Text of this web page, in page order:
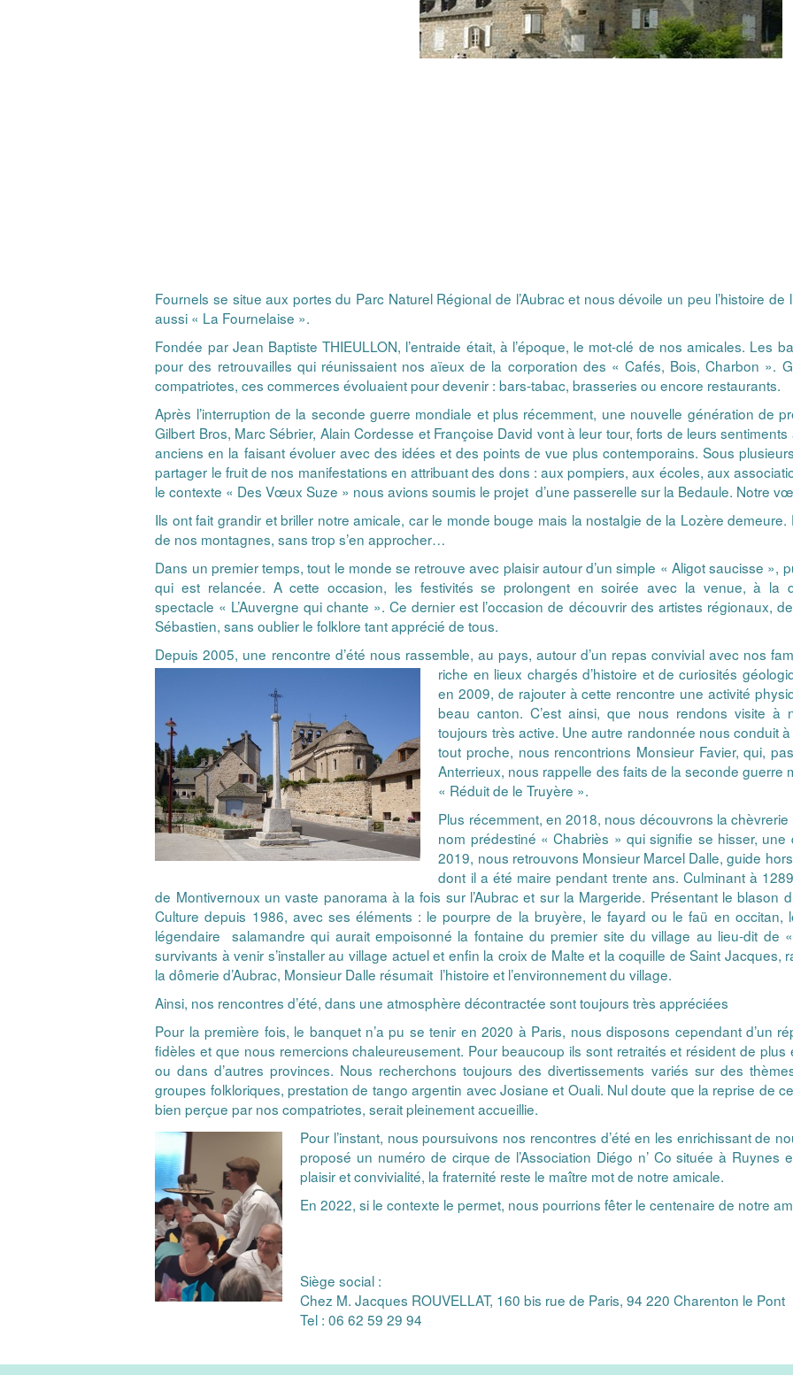
Fournels se situe aux portes du Parc Naturel Régional de l’Aubrac et nous dévoile un peu l’histoire de
aussi « La Fournelaise ».
Fondée par Jean Baptiste THIEULLON, l’entraide était, à l’époque, le mot-clé de nos amicales. Les
pour des retrouvailles qui réunissaient nos aïeux de la corporation des « Cafés, Bois, Charbon ».
compatriotes, ces commerces évoluaient pour devenir : bars-tabac, brasseries ou encore restaurants.
Après l’interruption de la seconde guerre mondiale et plus récemment, une nouvelle génération de
Gilbert Bros, Marc Sébrier, Alain Cordesse et Françoise David vont à leur tour, forts de leurs
anciens en la faisant évoluer avec des idées et des points de vue plus contemporains. Sous
partager le fruit de nos manifestations en attribuant des dons : aux pompiers, aux écoles, aux
le contexte « Des Vœux Suze » nous avions soumis le projet d’une passerelle sur la Bedaule. Notre
Ils ont fait grandir et briller notre amicale, car le monde bouge mais la nostalgie de la Lozère demeure.
de nos montagnes, sans trop s’en approcher…
Dans un premier temps, tout le monde se retrouve avec plaisir autour d’un simple « Aligot saucisse »,
qui est relancée. A cette occasion, les festivités se prolongent en soirée avec la venue, à la
spectacle « L’Auvergne qui chante ». Ce dernier est l’occasion de découvrir des artistes régionaux,
Sébastien, sans oublier le folklore tant apprécié de tous.
Depuis 2005, une rencontre d’été nous rassemble, au pays, autour d’un repas convivial avec nos
riche en lieux chargés d’histoire et de curiosités
en 2009, de rajouter à cette rencontre une activité
beau canton. C’est ainsi, que nous rendons visite à
toujours très active. Une autre randonnée nous conduit
tout proche, nous rencontrions Monsieur Favier, qui,
Anterrieux, nous rappelle des faits de la seconde guerre
« Réduit de le Truyère ».
Plus récemment, en 2018, nous découvrons la
nom prédestiné « Chabriès » qui signifie se hisser,
2019, nous retrouvons Monsieur Marcel Dalle, guide
dont il a été maire pendant trente ans. Culminant à
de Montivernoux un vaste panorama à la fois sur l’Aubrac et sur la Margeride. Présentant le blason
Culture depuis 1986, avec ses éléments : le pourpre de la bruyère, le fayard ou le faü en occitan,
légendaire salamandre qui aurait empoisonné la fontaine du premier site du village au lieu-dit de
survivants à venir s’installer au village actuel et enfin la croix de Malte et la coquille de Saint
la dômerie d’Aubrac, Monsieur Dalle résumait l’histoire et l’environnement du village.
Ainsi, nos rencontres d’été, dans une atmosphère décontractée sont toujours très appréciées
Pour la première fois, le banquet n’a pu se tenir en 2020 à Paris, nous disposons cependant d’un
fidèles et que nous remercions chaleureusement. Pour beaucoup ils sont retraités et résident de
ou dans d’autres provinces. Nous recherchons toujours des divertissements variés sur des
groupes folkloriques, prestation de tango argentin avec Josiane et Ouali. Nul doute que la reprise de
bien perçue par nos compatriotes, serait pleinement accueillie.
Pour l’instant, nous poursuivons nos rencontres d’été en les enrichissant de
proposé un numéro de cirque de l’Association Diégo n’ Co située à
plaisir et convivialité, la fraternité reste le maître mot de notre amicale.
En 2022, si le contexte le permet, nous pourrions fêter le centenaire de notre
Siège social :
Chez M. Jacques ROUVELLAT, 160 bis rue de Paris, 94 220 Charenton le Pont
Tel : 06 62 59 29 94